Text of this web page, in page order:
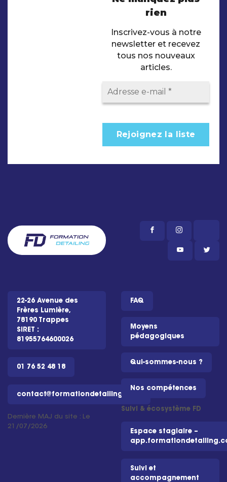
rien
Inscrivez-vous à notre
newsletter et recevez
tous nos nouveaux
articles.
22-26 Avenue des
Frères Lumière,
78190 Trappes
SIRET :
81955764600026
01 76 52 48 18
contact@formationdetailing.com
Dernière MAJ du site : Le
21/07/2026
FAQ
Moyens
pédagogiques
Qui-sommes-nous ?
Nos compétences
Suivi & écosystème FD
Espace stagiaire –
Suivi et
accompagnement